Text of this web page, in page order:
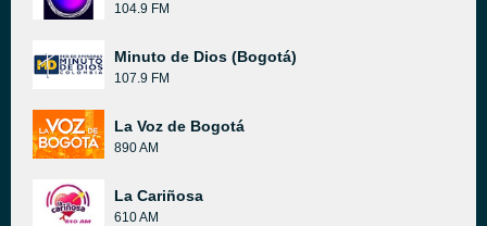
104.9 FM
Minuto de Dios (Bogotá)
107.9 FM
La Voz de Bogotá
890 AM
La Cariñosa
610 AM